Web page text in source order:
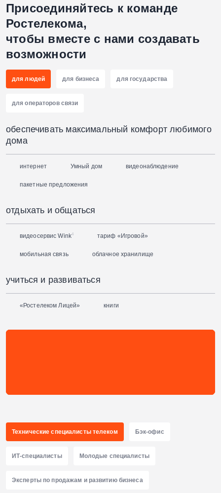
Присоединяйтесь к команде
Ростелекома,
чтобы вместе с нами создавать
возможности
для людей для бизнеса для государства
для операторов связи
обеспечивать максимальный комфорт любимого
дома
интернет Умный дом видеонаблюдение
пакетные предложения
отдыхать и общаться
видеосервис Wink4 тариф «Игровой»
мобильная связь облачное хранилище
учиться и развиваться
«Ростелеком Лицей» книги
Технические специалисты телеком Бэк-офис
ИТ-специалисты Молодые специалисты
Эксперты по продажам и развитию бизнеса